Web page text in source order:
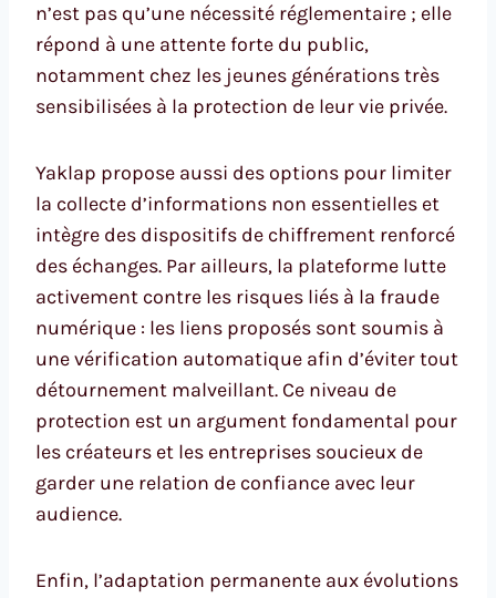
n’est pas qu’une nécessité réglementaire ; elle
répond à une attente forte du public,
notamment chez les jeunes générations très
sensibilisées à la protection de leur vie privée.
Yaklap propose aussi des options pour limiter
la collecte d’informations non essentielles et
intègre des dispositifs de chiffrement renforcé
des échanges. Par ailleurs, la plateforme lutte
activement contre les risques liés à la fraude
numérique : les liens proposés sont soumis à
une vérification automatique afin d’éviter tout
détournement malveillant. Ce niveau de
protection est un argument fondamental pour
les créateurs et les entreprises soucieux de
garder une relation de confiance avec leur
audience.
Enfin, l’adaptation permanente aux évolutions